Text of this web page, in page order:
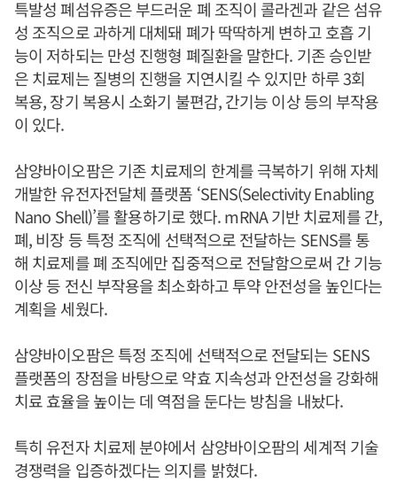
특발성 폐섬유증은 부드러운 폐 조직이 콜라겐과 같은 섬유
성 조직으로 과하게 대체돼 폐가 딱딱하게 변하고 호흡 기
능이 저하되는 만성 진행형 폐질환을 말한다. 기존 승인받
은 치료제는 질병의 진행을 지연시킬 수 있지만 하루 3회
복용, 장기 복용시 소화기 불편감, 간기능 이상 등의 부작용
이 있다.
삼양바이오팜은 기존 치료제의 한계를 극복하기 위해 자체
개발한 유전자전달체 플랫폼 ‘SENS(Selectivity Enabling
Nano Shell)’를 활용하기로 했다. mRNA 기반 치료제를 간,
폐, 비장 등 특정 조직에 선택적으로 전달하는 SENS를 통
해 치료제를 폐 조직에만 집중적으로 전달함으로써 간 기능
이상 등 전신 부작용을 최소화하고 투약 안전성을 높인다는
계획을 세웠다.
삼양바이오팜은 특정 조직에 선택적으로 전달되는 SENS
플랫폼의 장점을 바탕으로 약효 지속성과 안전성을 강화해
치료 효율을 높이는 데 역점을 둔다는 방침을 내놨다.
특히 유전자 치료제 분야에서 삼양바이오팜의 세계적 기술
경쟁력을 입증하겠다는 의지를 밝혔다.